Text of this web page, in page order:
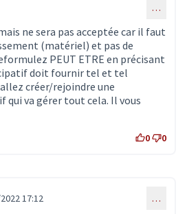
…
ne sera pas acceptée car il faut
(matériel) et pas de
PEUT ETRE en précisant
doit fournir tel et tel
créer/rejoindre une
va gérer tout cela. Il vous
0 0
17:12 …